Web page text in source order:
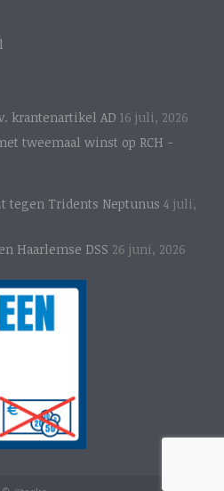
krantenartikel AD 16 juli, 2026
tweemaal winst op RCH -
tegen Tridents Neptunus 4 juli,
Haarlemse DSS 26 juni, 2026